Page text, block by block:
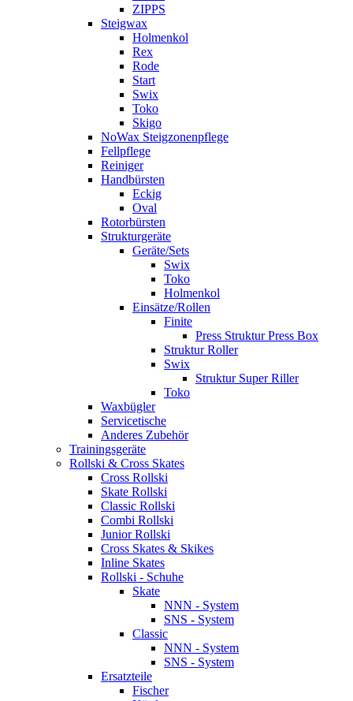
ZIPPS
Steigwax
Holmenkol
Rex
Rode
Start
Swix
Toko
Skigo
NoWax Steigzonenpflege
Fellpflege
Reiniger
Handbürsten
Eckig
Oval
Rotorbürsten
Strukturgeräte
Geräte/Sets
Swix
Toko
Holmenkol
Einsätze/Rollen
Finite
Press Struktur Press Box
Struktur Roller
Swix
Struktur Super Riller
Toko
Waxbügler
Servicetische
Anderes Zubehör
Trainingsgeräte
Rollski & Cross Skates
Cross Rollski
Skate Rollski
Classic Rollski
Combi Rollski
Junior Rollski
Cross Skates & Skikes
Inline Skates
Rollski - Schuhe
Skate
NNN - System
SNS - System
Classic
NNN - System
SNS - System
Ersatzteile
Fischer